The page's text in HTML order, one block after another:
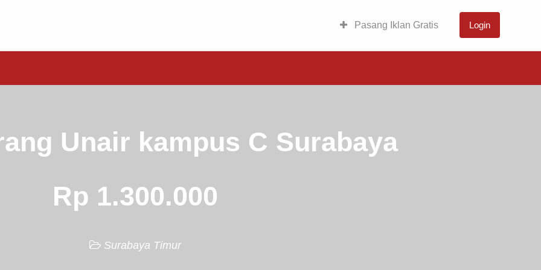
Pasang Iklan Gratis Login
Unair kampus C Surabaya
Rp 1.300.000
Surabaya Timur